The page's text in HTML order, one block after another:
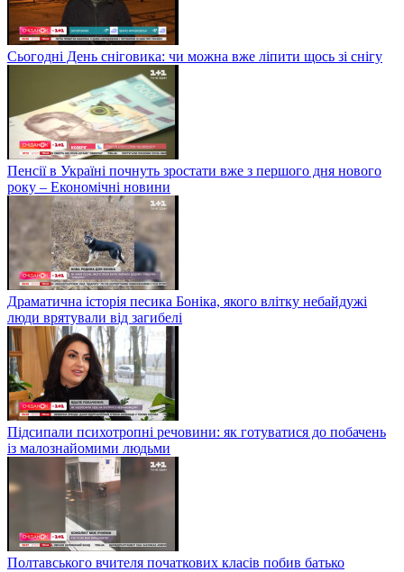
Сьогодні День сніговика: чи можна вже ліпити щось зі снігу
Пенсії в Україні почнуть зростати вже з першого дня нового
року – Економічні новини
Драматична історія песика Боніка, якого влітку небайдужі
люди врятували від загибелі
Підсипали психотропні речовини: як готуватися до побачень
із малознайомими людьми
Полтавського вчителя початкових класів побив батько